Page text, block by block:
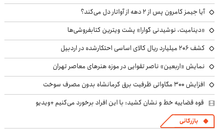
آیا جیمز کامرون پس از ۲ دهه از آواتار دل می‌کند؟
«دینامیت، نوشیدنی گوارا» پشت ویترین کتابفروشی‌ها
کشف ۲۰۶ میلیارد ریال کالای اساسی احتکارشده در اردبیل
نمایش «اربعین» ناصر تقوایی در موزه هنرهای معاصر تهران
افزایش ۳۰۰ مگاواتی ظرفیت برق کرمانشاه بدون مصرف سوخت
قوه قضاییه خط و نشان کشید: با این افراد برخورد می‌کنیم +ویدیو
بازرگانی